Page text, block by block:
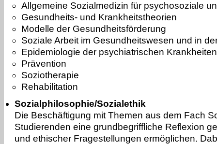
Allgemeine Sozialmedizin für psychosoziale
Gesundheits- und Krankheitstheorien
Modelle der Gesundheitsförderung
Soziale Arbeit im Gesundheitswesen und in
Epidemiologie der psychiatrischen Krankheiten
Prävention
Soziotherapie
Rehabilitation
Sozialphilosophie/Sozialethik
Die Beschäftigung mit Themen aus dem Fach
Studierenden eine grundbegriffliche Reflexion
und ethischer Fragestellungen ermöglichen.